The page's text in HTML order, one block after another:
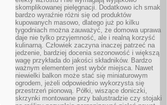
skomplikowanej pielęgnacji. Dodatkowo ich smak
bardzo wyraźnie różni się od produktów
kupowanych masowo, dlatego już po kilku
tygodniach można zauważyć, że domowa uprawa
daje nie tylko przyjemność, ale i realną korzyść
kulinarną. Człowiek zaczyna inaczej patrzeć na
jedzenie, bardziej docenia sezonowość i większą
wagę przykłada do jakości składników. Bardzo
ważnym elementem jest wybór miejsca. Nawet
niewielki balkon może stać się miniaturowym
ogrodem, jeżeli odpowiednio wykorzysta się
przestrzeń pionową. Półki, wiszące doniczki,
skrzynki montowane przy balustradzie czy stojaki